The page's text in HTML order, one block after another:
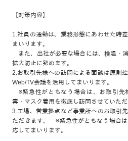
【対策内容】
1.社員の通勤は、業務形態にあわせた時
まいります。
また、出社が必要な場合には、検温・
拡大防止に努めます。
2.お取引先様への訪問による面談は原則
Web/TV会議を活用してまいります。
※緊急性がともなう場合は、お取引先
毒・マスク着用を徹底し訪問させていただ
3.工場、営業拠点など事業所へのお取引
ただきます。 ※緊急性がともなう場合
応してまいります。